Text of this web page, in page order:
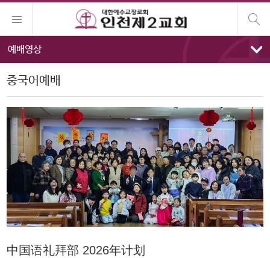
예배영상
중국어예배
中国语礼拜部 2026年计划